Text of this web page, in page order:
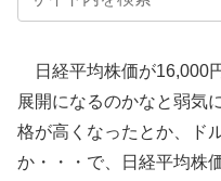
日経平均株価が16,000
展開になるのかなと弱気
格が高くなったとか、ド
か・・・で、日経平均株